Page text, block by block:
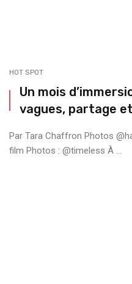
HOT SPOT
Un mois
vagues, partage
Par Tara Chaffron Photos
film Photos : @timeless À ...